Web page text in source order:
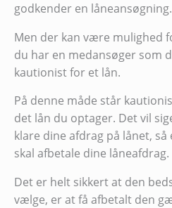
godkender en låneansøgning.
Men der kan være mulighed
du har en medansøger som
kautionist for et lån.
På denne måde står
det lån du optager. Det vil
klare dine afdrag på lånet,
skal afbetale dine låneafdrag.
Det er helt sikkert at den
vælge, er at få afbetalt den